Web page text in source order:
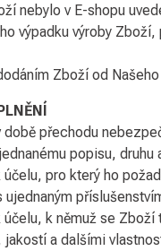
nebylo v E-shopu
výpadku výroby
Zboží od
době přechodu
popisu,
účelu, pro který ho
ujednaným
účelu, k němuž se
jakostí a dalšími